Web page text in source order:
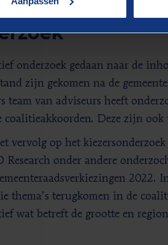
onderzoek gedaan naar de
zijn gekomen na de
team van adviseurs heeft
coalitieakkoorden. Deze zijn ook
vervolg op het
onder andere
2022.
thema’s terugkomen in de
wat betreft de grootte en